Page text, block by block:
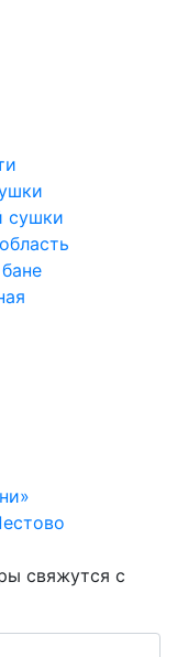
сушки
свяжутся с